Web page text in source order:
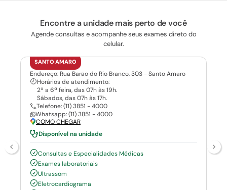
Encontre a unidade mais perto de você
Agende consultas e acompanhe seus exames direto do
celular.
SANTO AMARO
Endereço: Rua Barão do Rio Branco, 303 - Santo Amaro
Horários de atendimento:
2ª a 6ª feira, das 07h às 19h.
Sábados, das 07h às 17h.
Telefone: (11) 3851 - 4000
Whatsapp: (11) 3851 - 4000
COMO CHEGAR
Disponível na unidade
Consultas e Especialidades Médicas
Exames laboratoriais
Ultrassom
Eletrocardiograma